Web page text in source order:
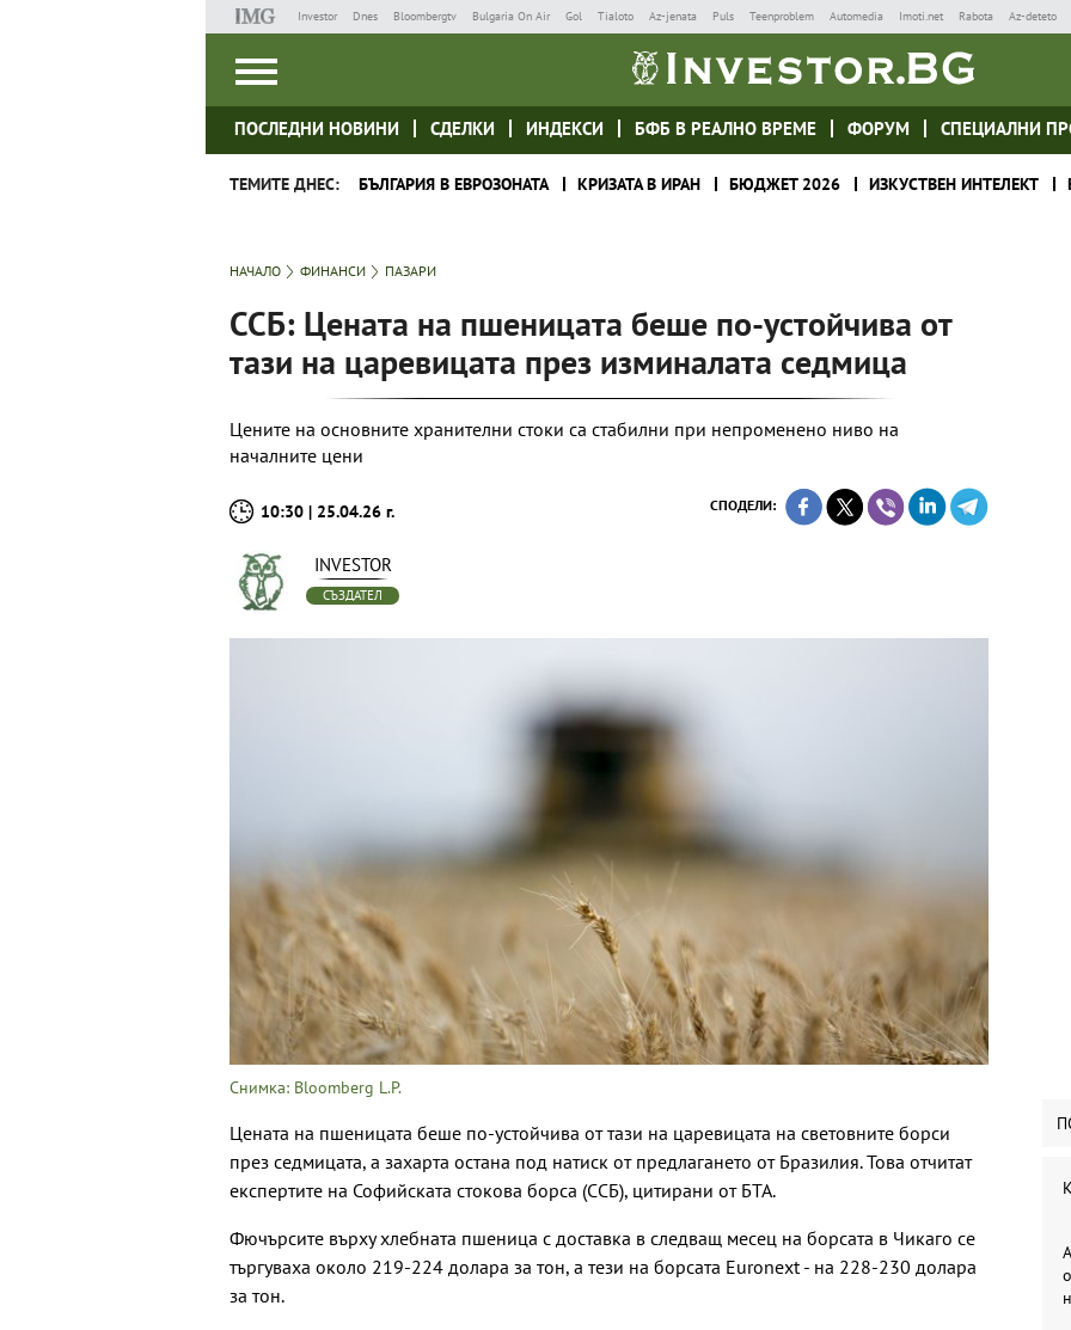
Investor Dnes Bloombergtv Bulgaria On Air Gol Tialoto Az-jenata Puls Teenproblem Automedia Imoti.net Rabota Az-deteto
ПОСЛЕДНИ НОВИНИ СДЕЛКИ ИНДЕКСИ БФБ В РЕАЛНО ВРЕМЕ ФОРУМ СПЕЦИАЛНИ
ТЕМИТЕ ДНЕС: БЪЛГАРИЯ В ЕВРОЗОНАТА КРИЗАТА В ИРАН БЮДЖЕТ 2026 ИЗКУСТВЕН ИНТЕЛЕКТ
НАЧАЛО ФИНАНСИ ПАЗАРИ
ССБ: Цената на пшеницата беше по-устойчива от
тази на царевицата през изминалата седмица
Цените на основните хранителни стоки са стабилни при непроменено ниво на
началните цени
10:30 | 25.04.26 г. СПОДЕЛИ:
INVESTOR
СЪЗДАТЕЛ
Снимка: Bloomberg L.P.
Цената на пшеницата беше по-устойчива от тази на царевицата на световните борси
през седмицата, а захарта остана под натиск от предлагането от Бразилия. Това отчитат
експертите на Софийската стокова борса (ССБ), цитирани от БТА.
Фючърсите върху хлебната пшеница с доставка в следващ месец на борсата в Чикаго се
търгуваха около 219-224 долара за тон, а тези на борсата Euronext - на 228-230 долара
за тон.